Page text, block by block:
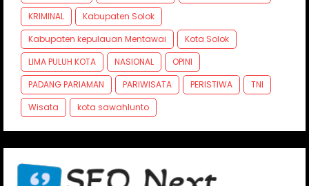
KRIMINAL
Kabupaten Solok
Kabupaten kepulauan Mentawai
Kota Solok
LIMA PULUH KOTA
NASIONAL
OPINI
PADANG PARIAMAN
PARIWISATA PERISTIWA
TNI
Wisata
kota sawahlunto